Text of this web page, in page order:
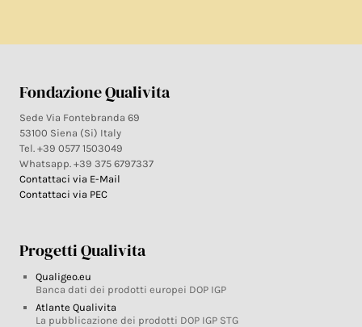
Fondazione Qualivita
Sede Via Fontebranda 69
53100 Siena (Si) Italy
Tel. +39 0577 1503049
Whatsapp. +39 375 6797337
Contattaci via E-Mail
Contattaci via PEC
Progetti Qualivita
Qualigeo.eu
Banca dati dei prodotti europei DOP IGP
Atlante Qualivita
La pubblicazione dei prodotti DOP IGP STG